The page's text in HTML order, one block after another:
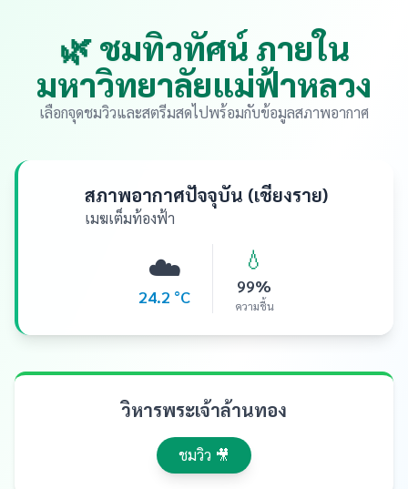
🌿 ชมทิวทัศน์ ภายใน
มหาวิทยาลัยแม่ฟ้าหลวง
เลือกจุดชมวิวและสตรีมสดไปพร้อมกับข้อมูลสภาพอากาศ
สภาพอากาศปัจจุบัน (เชียงราย)
เมฆเต็มท้องฟ้า
☁️
24.2 °C
💧
99%
ความชื้น
วิหารพระเจ้าล้านทอง
ชมวิว 🎥